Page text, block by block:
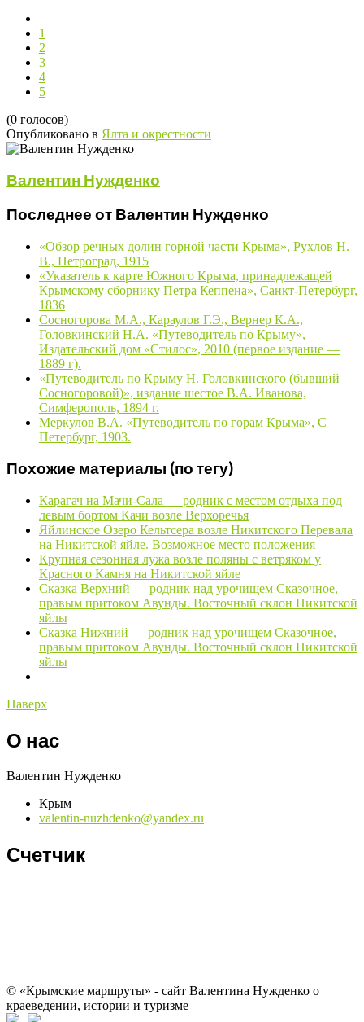
1
2
3
4
5
(0 голосов)
Опубликовано в Ялта и окрестности
Валентин Нужденко
Последнее от Валентин Нужденко
«Обзор речных долин горной части Крыма», Рухлов Н.
В., Петроград, 1915
«Указатель к карте Южного Крыма, принадлежащей
Крымскому сборнику Петра Кеппена», Санкт-Петербург,
1836
Сосногорова М.А., Караулов Г.Э., Вернер К.А.,
Головкинский Н.А. «Путеводитель по Крыму»,
Издательский дом «Стилос», 2010 (первое издание —
1889 г).
«Путеводитель по Крыму Н. Головкинского (бывший
Сосногоровой)», издание шестое В.А. Иванова,
Симферополь, 1894 г.
Меркулов В.А. «Путеводитель по горам Крыма», С
Петербург, 1903.
Похожие материалы (по тегу)
Карагач на Мачи-Сала — родник с местом отдыха под
левым бортом Качи возле Верхоречья
Яйлинское Озеро Кельтсера возле Никитского Перевала
на Никитской яйле. Возможное место положения
Крупная сезонная лужа возле поляны с ветряком у
Красного Камня на Никитской яйле
Сказка Верхний — родник над урочищем Сказочное,
правым притоком Авунды. Восточный склон Никитской
яйлы
Сказка Нижний — родник над урочищем Сказочное,
правым притоком Авунды. Восточный склон Никитской
яйлы
Наверх
О нас
Валентин Нужденко
Крым
valentin-nuzhdenko@yandex.ru
Счетчик
© «Крымские маршруты» - сайт Валентина Нужденко о
краеведении, истории и туризме